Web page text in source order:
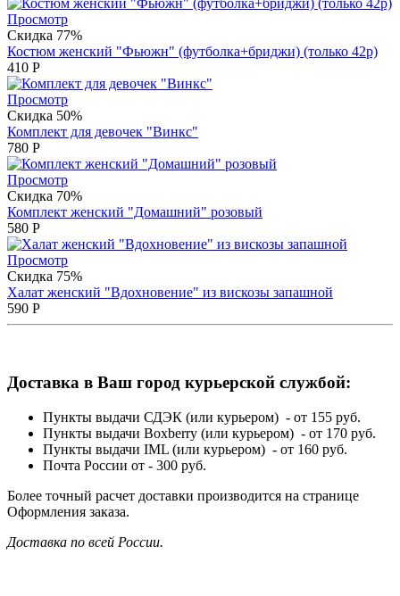
Просмотр
Скидка 77%
Костюм женский "Фьюжн" (футболка+бриджи) (только 42р)
410 Р
Просмотр
Скидка 50%
Комплект для девочек "Винкс"
780 Р
Просмотр
Скидка 70%
Комплект женский "Домашний" розовый
580 Р
Просмотр
Скидка 75%
Халат женский "Вдохновение" из вискозы запашной
590 Р
Доставка в Ваш город курьерской службой:
Пункты выдачи СДЭК (или курьером) - от 155 руб.
Пункты выдачи Boxberry (или курьером) - от 170 руб.
Пункты выдачи IML (или курьером) - от 160 руб.
Почта России от - 300 руб.
Более точный расчет доставки производится на странице
Оформления заказа.
Доставка по всей России.